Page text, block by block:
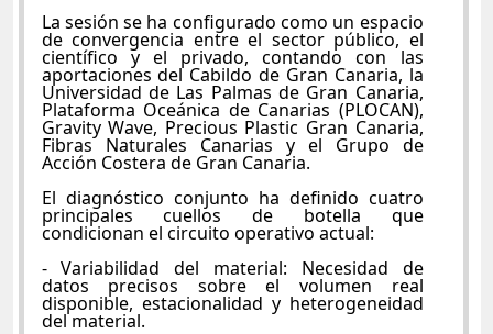
La sesión se ha configurado como un espacio
de convergencia entre el sector público, el
científico y el privado, contando con las
aportaciones del Cabildo de Gran Canaria, la
Universidad de Las Palmas de Gran Canaria,
Plataforma Oceánica de Canarias (PLOCAN),
Gravity Wave, Precious Plastic Gran Canaria,
Fibras Naturales Canarias y el Grupo de
Acción Costera de Gran Canaria.
El diagnóstico conjunto ha definido cuatro
principales cuellos de botella que
condicionan el circuito operativo actual:
- Variabilidad del material: Necesidad de
datos precisos sobre el volumen real
disponible, estacionalidad y heterogeneidad
del material.